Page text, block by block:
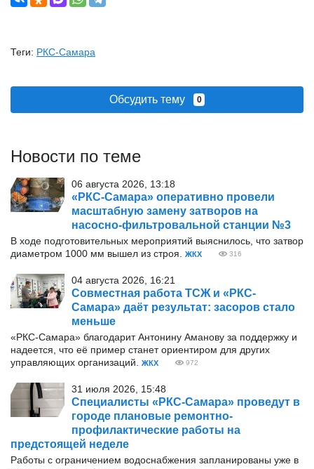
Теги: РКС-Самара
Обсудить тему 0
Новости по теме
06 августа 2026, 13:18
«РКС-Самара» оперативно провели
масштабную замену затворов на
насосно-фильтровальной станции №3
В ходе подготовительных мероприятий выяснилось, что затвор
диаметром 1000 мм вышел из строя.
ЖКХ 316
04 августа 2026, 16:21
Совместная работа ТСЖ и «РКС-
Самара» даёт результат: засоров стало
меньше
«РКС-Самара» благодарит Антонину Аманову за поддержку и
надеется, что её пример станет ориентиром для других
управляющих организаций.
ЖКХ 972
31 июля 2026, 15:48
Специалисты «РКС-Самара» проведут в
городе плановые ремонтно-
профилактические работы на
предстоящей неделе
Работы с ограничением водоснабжения запланированы уже в